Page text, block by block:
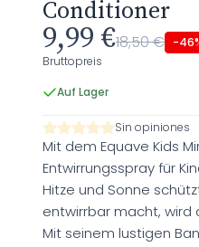
Conditioner
9,99 €18,50 € -
Bruttopreis
Auf Lager
Sin opiniones
Mit dem Equave Kids
Entwirrungsspray für
Hitze und Sonne
entwirrbar macht, wird
Mit seinem lustigen